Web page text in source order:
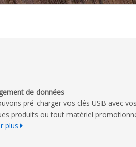
de données
pré-charger vos clés USB avec
produits ou tout matériel
plus